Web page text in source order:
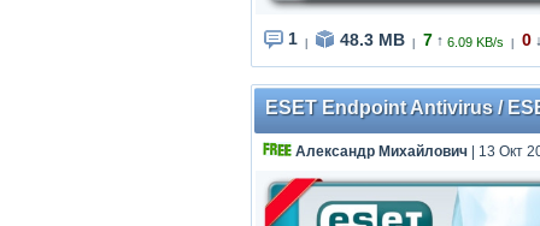
1 48.3 MB 7 ↑ 6.09 KB/s 0
ESET Endpoint Antivirus /
Александр Михайлович | 13 Окт